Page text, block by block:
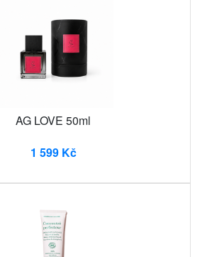
AG LOVE 50ml
1 599 Kč